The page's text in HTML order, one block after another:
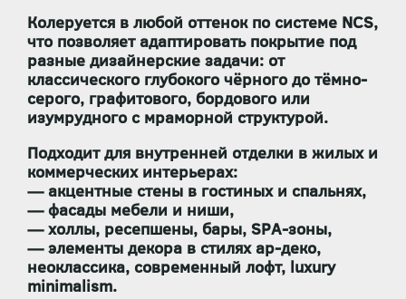
Колеруется в любой оттенок по системе NCS,
что позволяет адаптировать покрытие под
разные дизайнерские задачи: от
классического глубокого чёрного до тёмно-
серого, графитового, бордового или
изумрудного с мраморной структурой.
Подходит для внутренней отделки в жилых и
коммерческих интерьерах:
— акцентные стены в гостиных и спальнях,
— фасады мебели и ниши,
— холлы, ресепшены, бары, SPA-зоны,
— элементы декора в стилях ар-деко,
неоклассика, современный лофт, luxury
minimalism.